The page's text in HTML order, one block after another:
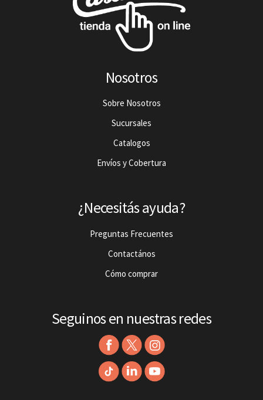
Nosotros
Sobre Nosotros
Sucursales
Catalogos
Envíos y Cobertura
¿Necesitás ayuda?
Preguntas Frecuentes
Contactános
Cómo comprar
Seguinos en nuestras redes